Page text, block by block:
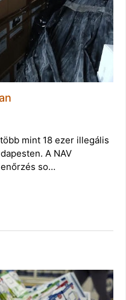
mint 18 ezer illegális
A NAV
so…